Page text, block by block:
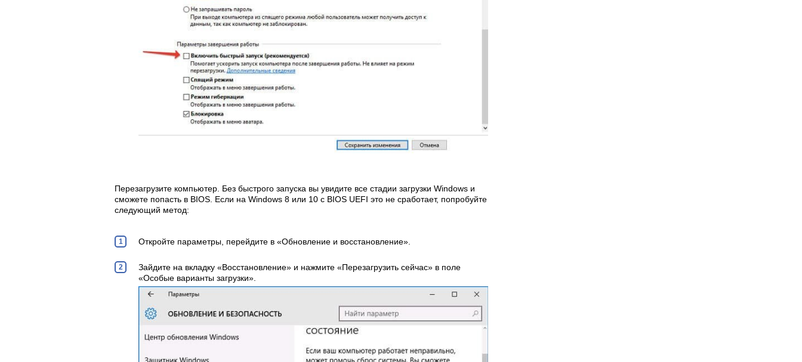
Перезагрузите компьютер. Без быстрого запуска вы увидите все стадии загрузки Windows и
сможете попасть в BIOS. Если на Windows 8 или 10 с BIOS UEFI это не сработает, попробуйте
следующий метод:
Откройте параметры, перейдите в «Обновление и восстановление».
Зайдите на вкладку «Восстановление» и нажмите «Перезагрузить сейчас» в поле
«Особые варианты загрузки».